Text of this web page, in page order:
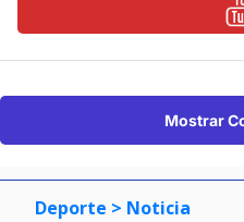
Mostrar
Deporte > Noticia